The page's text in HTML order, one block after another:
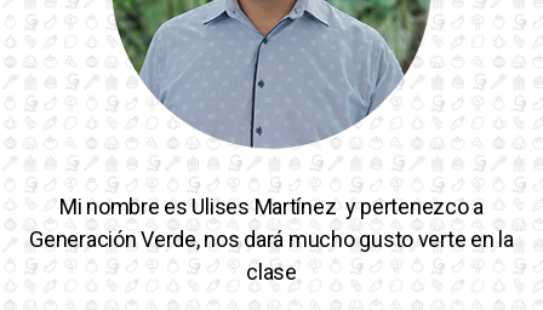
Mi nombre es Ulises Martínez y pertenezco a
Generación Verde, nos dará mucho gusto verte en la
clase